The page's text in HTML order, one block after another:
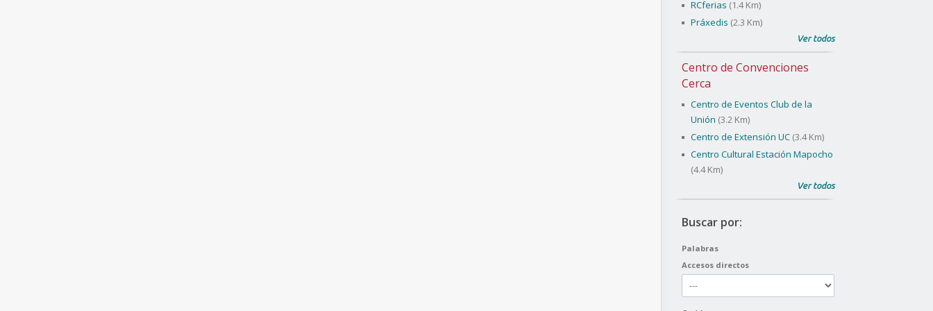
RCferias (1.4 Km)
Práxedis (2.3 Km)
Ver todos
Centro de Convenciones
Cerca
Centro de Eventos Club de la
Unión (3.2 Km)
Centro de Extensión UC (3.4 Km)
Centro Cultural Estación Mapocho
(4.4 Km)
Ver todos
Buscar por:
Palabras
Accesos directos